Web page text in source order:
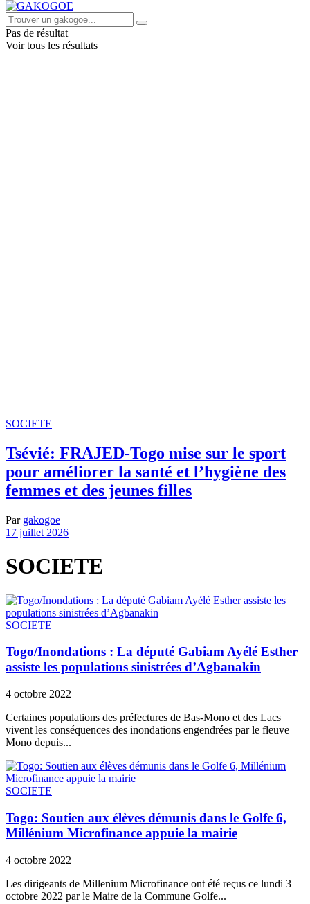
Pas de résultat
Voir tous les résultats
SOCIETE
Tsévié: FRAJED-Togo mise sur le sport
pour améliorer la santé et l’hygiène des
femmes et des jeunes filles
Par gakogoe
17 juillet 2026
SOCIETE
SOCIETE
Togo/Inondations : La député Gabiam Ayélé Esther
assiste les populations sinistrées d’Agbanakin
4 octobre 2022
Certaines populations des préfectures de Bas-Mono et des Lacs
vivent les conséquences des inondations engendrées par le fleuve
Mono depuis...
SOCIETE
Togo: Soutien aux élèves démunis dans le Golfe 6,
Millénium Microfinance appuie la mairie
4 octobre 2022
Les dirigeants de Millenium Microfinance ont été reçus ce lundi 3
octobre 2022 par le Maire de la Commune Golfe...